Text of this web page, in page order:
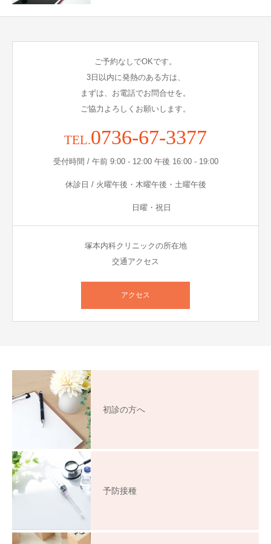
ご予約なしでOKです。
3日以内に発熱のある方は、
まずは、お電話でお問合せを。
ご協力よろしくお願いします。
TEL.0736-67-3377
受付時間 / 午前 9:00 - 12:00 午後 16:00 - 19:00
休診日 / 火曜午後・木曜午後・土曜午後
日曜・祝日
塚本内科クリニックの所在地
交通アクセス
アクセス
初診の方へ
予防接種